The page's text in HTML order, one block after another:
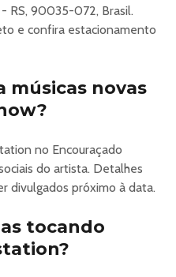
RS, 90035-072, Brasil.
e confira estacionamento
novas
no Encouraçado
do artista. Detalhes
divulgados próximo à data.
tocando